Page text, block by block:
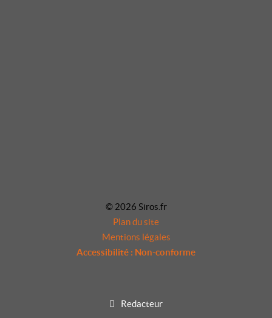
© 2026 Siros.fr
Plan du site
Mentions légales
Accessibilité : Non-conforme
Redacteur